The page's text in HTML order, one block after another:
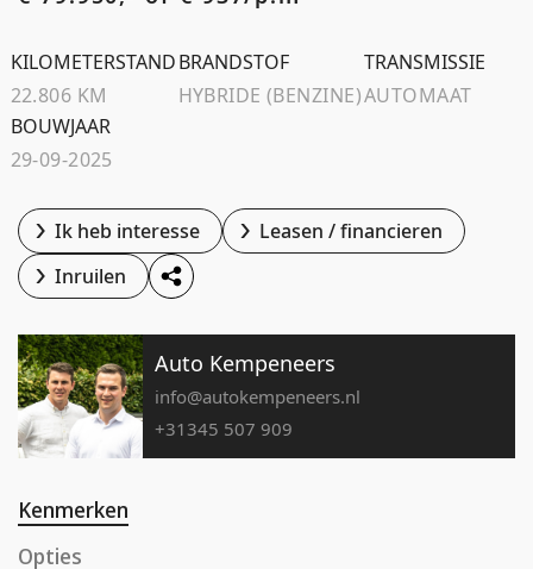
KILOMETERSTAND
22.806 KM
BRANDSTOF
HYBRIDE (BENZINE)
TRANSMISSIE
AUTOMAAT
BOUWJAAR
29-09-2025
Ik heb interesse
Leasen / financieren
Inruilen
Auto Kempeneers
info@autokempeneers.nl
+31345 507 909
Kenmerken
Opties